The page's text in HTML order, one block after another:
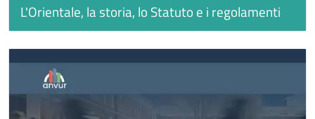
L'Orientale, la storia, lo Statuto e i regolamenti